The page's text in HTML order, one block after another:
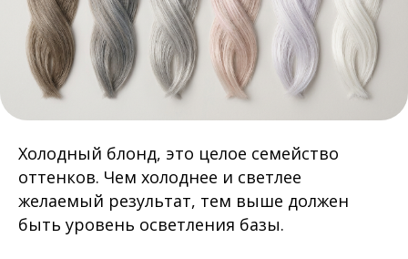
Холодный блонд, это целое семейство
оттенков. Чем холоднее и светлее
желаемый результат, тем выше должен
быть уровень осветления базы.